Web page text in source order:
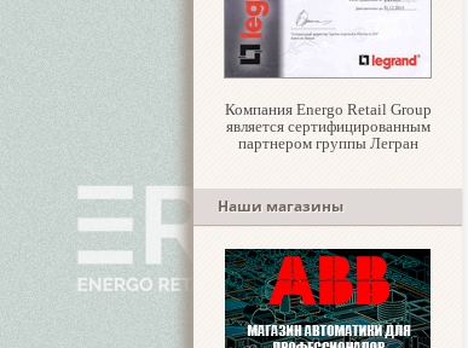
Компания Energo Retail Group
является сертифицированным
партнером группы Легран
Наши магазины